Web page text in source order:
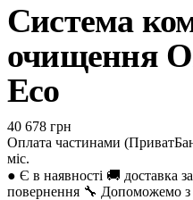
Система
очищення
Eco
40 678 грн
Оплата частинами
міс.
● Є в наявності 🚚 доставка
повернення 🔧 Допоможемо